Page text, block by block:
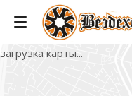
загрузка карты...